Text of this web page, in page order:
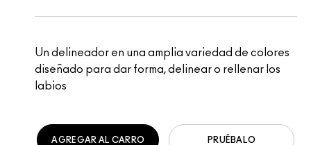
Un delineador en una amplia variedad de colores
diseñado para dar forma, delinear o rellenar los
labios
PRUÉBALO
AGREGAR AL CARRO